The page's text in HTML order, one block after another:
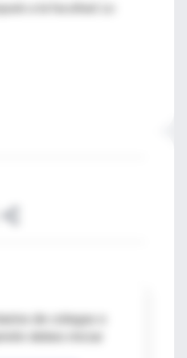
a la facultad. Lo
de colegas o